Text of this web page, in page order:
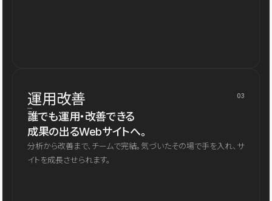
運用改善 03
誰でも運用・改善できる
成果の出るWebサイトへ。
分析から改善まで、チームで完結。気づいたその場で手を入れ、サ
イトを成長させられます。